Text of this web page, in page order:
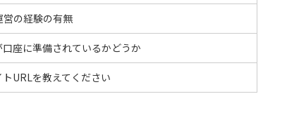
の経験の有無
座に準備されているかどうか
URLを教えてください